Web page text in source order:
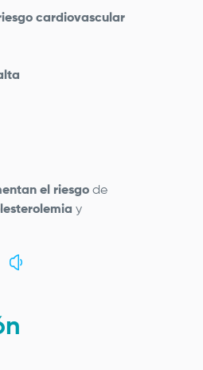
cardiovascular
el riesgo de
y